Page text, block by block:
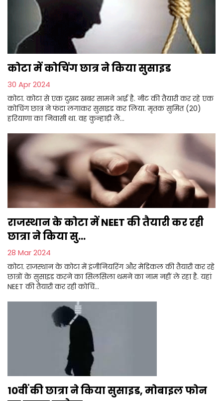
कोटा में कोचिंग छात्र ने किया सुसाइड
30 Apr 2024
कोटा. कोटा से एक दुखद खबर सामने आई है. नीट की तैयारी कर रहे एक
कोचिंग छात्र ने फंदा लगाकर सुसाइड कर लिया. मृतक सुमित (20)
हरियाणा का निवासी था. वह कुन्हाड़ी लैं...
राजस्थान के कोटा में NEET की तैयारी कर रही
छात्रा ने किया सु...
28 Mar 2024
कोटा. राजस्थान के कोटा में इंजीनियरिंग और मेडिकल की तैयारी कर रहे
छात्रों के सुसाइड करने का सिलसिला थमने का नाम नहीं ले रहा है. यहां
NEET की तैयारी कर रही कोचिं...
10वीं की छात्रा ने किया सुसाइड, मोबाइल फोन